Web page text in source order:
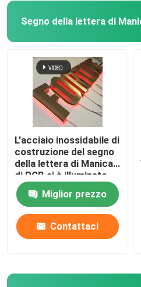
Segno della lettera di
L'acciaio inossidabile di
costruzione del segno
della lettera di Manica
di RGB si è illuminato
Miglior prezzo
Contattaci